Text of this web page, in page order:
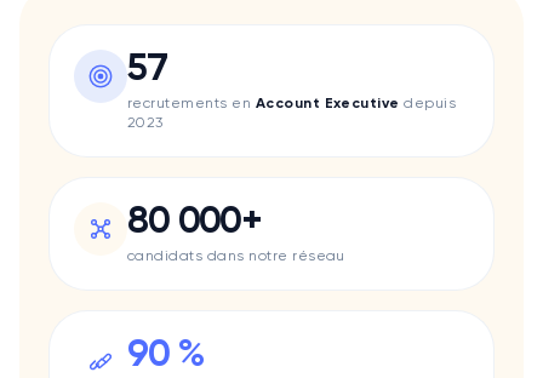
Data Impact
Lacoste
Quicksign
57
recrutements en Account Executive depuis
2023
80 000+
candidats dans notre réseau
90 %